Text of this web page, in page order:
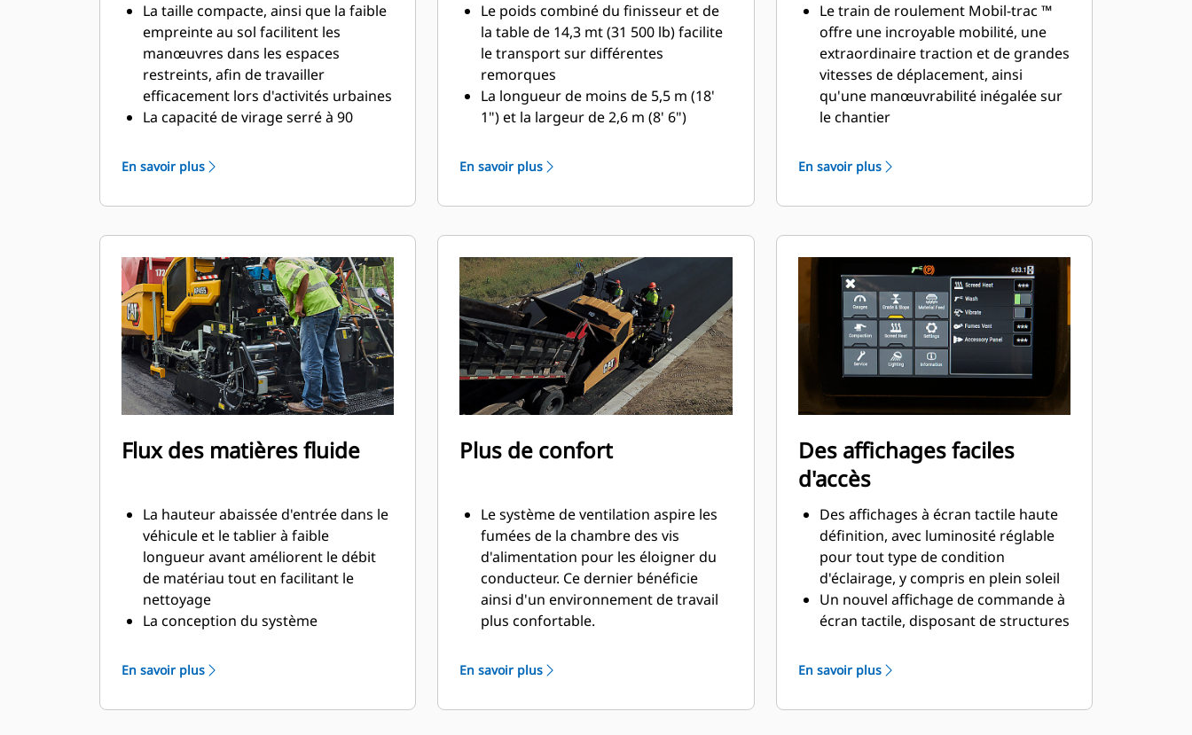
La taille compacte, ainsi que la faible
empreinte au sol facilitent les
manœuvres dans les espaces
restreints, afin de travailler
efficacement lors d'activités urbaines
La capacité de virage serré à 90
retourner et de couvrir ses traces
lors d'une passe de pose de
revêtement de retour
(8' - 15' 6"), avec une largeur
maximale de 6,1 m (20')
La gamme de pose standard avec
une table SE47 FM est de 2,4 m à 4,7
m (8' à 15' 6"), avec une largeur
maximale de 5,9 m (19' 6")
Les profondeurs de pose allant
jusqu'à 250 mm (10") prend en
charge les applications de pose de
granulats
En savoir plus
Le poids combiné du finisseur et de
la table de 14,3 mt (31 500 lb) facilite
le transport sur différentes
remorques
La longueur de moins de 5,5 m (18'
1") et la largeur de 2,6 m (8' 6")
sans permis spécial
L'angle de charge avant de 18 degrés
et la hauteur élevée du pare-chocs
chargement sur différents types de
remorques
Des points d'attache situés à l'avant,
l'arrière et au centre de la machine
facilitent la sécurisation du
chargement lors de déplacements
rapides jusqu'au chantier suivant
En savoir plus
Le train de roulement Mobil-trac ™
offre une incroyable mobilité, une
extraordinaire traction et de grandes
vitesses de déplacement, ainsi
qu'une manœuvrabilité inégalée sur
le chantier
offrent une excellente
manœuvrabilité dans les espaces
restreints
centraux et les câbles robustes des
bandes de roulement intérieures
garantissent la longévité
Les composants recouverts de
caoutchouc aident à évacuer
l'asphalte et empêcher toute
accumulation.
Un chasse-pierres efficace éloigne
les matériaux des chaînes et aide à
éliminer les zones d'enrobé froid dûs
à la compression de la chaîne
En savoir plus
Flux des matières fluide
La hauteur abaissée d'entrée dans le
véhicule et le tablier à faible
longueur avant améliorent le débit
de matériau tout en facilitant le
nettoyage
La conception du système
d'alimentation de 355 mm (14") de
diamètre permet un débit régulier de
matériau le long de la table, ce qui
En savoir plus
Plus de confort
Le système de ventilation aspire les
fumées de la chambre des vis
d'alimentation pour les éloigner du
conducteur. Ce dernier bénéficie
ainsi d'un environnement de travail
plus confortable.
permet une utilisation de chaque
côté de la machine
Les sièges double indépendants
En savoir plus
Des affichages faciles
d'accès
Des affichages à écran tactile haute
définition, avec luminosité réglable
pour tout type de condition
d'éclairage, y compris en plein soleil
Un nouvel affichage de commande à
écran tactile, disposant de structures
intuitifs et de raccourcis clavier
facilite les réglages de la machine
Des fonctions à une seule touche à
En savoir plus